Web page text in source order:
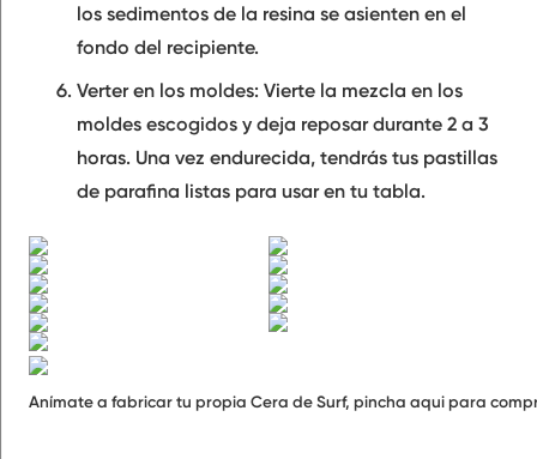
los sedimentos de la resina se asienten en el
fondo del recipiente.
Verter en los moldes: Vierte la mezcla en los
moldes escogidos y deja reposar durante 2 a 3
horas. Una vez endurecida, tendrás tus pastillas
de parafina listas para usar en tu tabla.
Anímate a fabricar tu propia Cera de Surf, pincha aqui para